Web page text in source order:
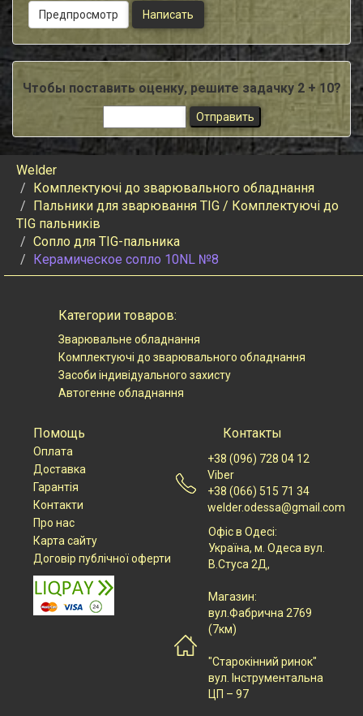
Чтобы поставить оценку, решите задачку 2 + 10?
Welder
Комплектуючі до зварювального обладнання
Пальники для зварювання TIG / Комплектуючі до
TIG пальників
Сопло для TIG-пальника
Керамическое сопло 10NL №8
Категории товаров:
Зварювальне обладнання
Комплектуючі до зварювального обладнання
Засоби індивідуального захисту
Автогенне обладнання
Помощь
Оплата
Доставка
Гарантія
Контакти
Про нас
Карта сайту
Договір публічної оферти
Контакты
+38 (096) 728 04 12
Viber
+38 (066) 515 71 34
welder.odessa@gmail.com
Офіс в Одесі:
Українa, м. Одеса вул.
В.Стуса 2Д,
Магазин:
вул.Фабрична 2769
(7км)
"Старокінний ринок"
вул. Інструментальна
ЦП – 97